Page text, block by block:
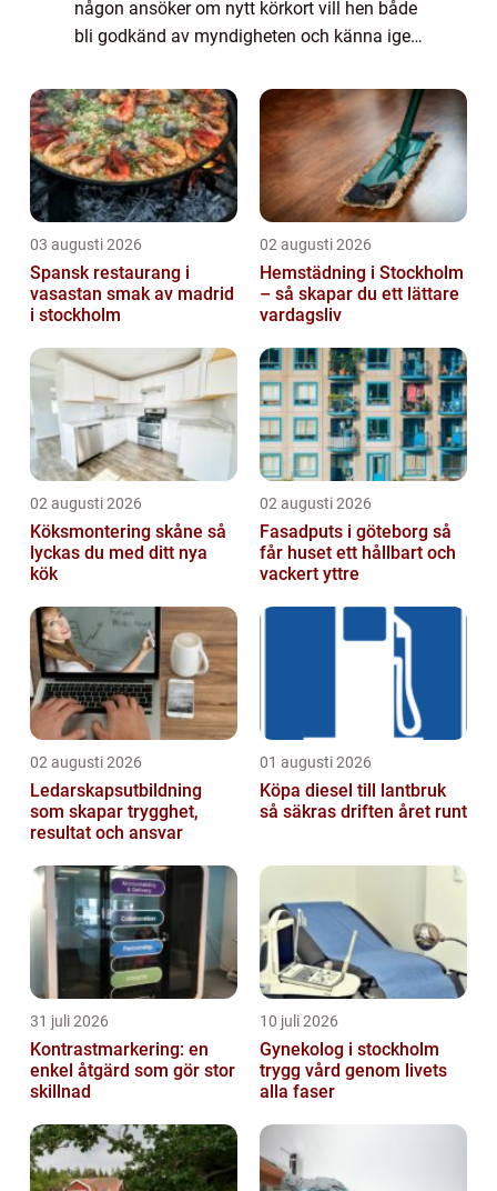
någon ansöker om nytt körkort vill hen både
bli godkänd av myndigheten och känna igen
ordna ett bra foto, men skillnaden...
03 augusti 2026
Spansk restaurang i
vasastan smak av madrid
i stockholm
02 augusti 2026
Hemstädning i Stockholm
– så skapar du ett lättare
vardagsliv
02 augusti 2026
Köksmontering skåne så
lyckas du med ditt nya
kök
02 augusti 2026
Fasadputs i göteborg så
får huset ett hållbart och
vackert yttre
02 augusti 2026
Ledarskapsutbildning
som skapar trygghet,
resultat och ansvar
01 augusti 2026
Köpa diesel till lantbruk
så säkras driften året runt
31 juli 2026
Kontrastmarkering: en
enkel åtgärd som gör stor
skillnad
10 juli 2026
Gynekolog i stockholm
trygg vård genom livets
alla faser